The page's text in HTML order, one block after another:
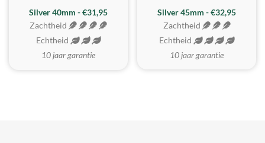
Silver 40mm - €31,95
Zachtheid
Echtheid
10 jaar garantie
MEEST GEKOZEN
Silver 45mm - €32,95
Zachtheid
Echtheid
10 jaar garantie